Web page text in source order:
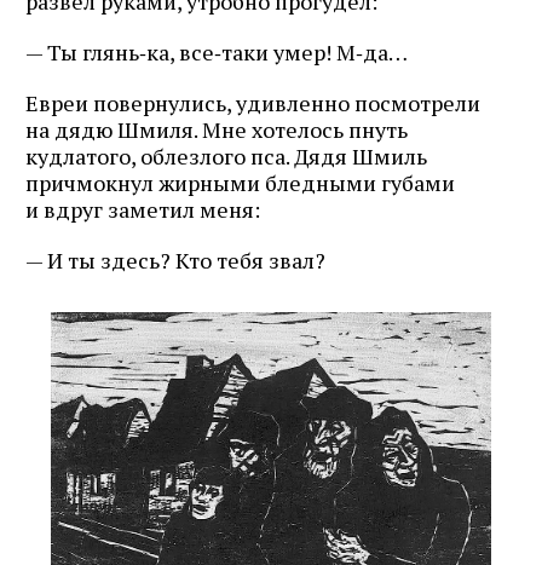
— Ты глянь‑ка, все‑таки умер! М‑да…
Евреи повернулись, удивленно посмотрели
на дядю Шмиля. Мне хотелось пнуть
кудлатого, облезлого пса. Дядя Шмиль
причмокнул жирными бледными губами
и вдруг заметил меня:
— И ты здесь? Кто тебя звал?